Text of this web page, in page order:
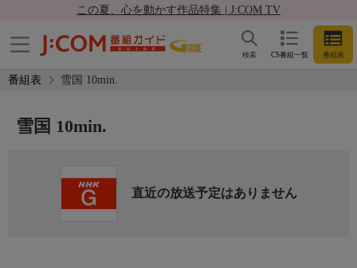
この夏、心を動かす作品特集 | J:COM TV
CS番組一覧 番組表
検索
番組表 雪国 10min.
雪国 10min.
直近の放送予定はありません